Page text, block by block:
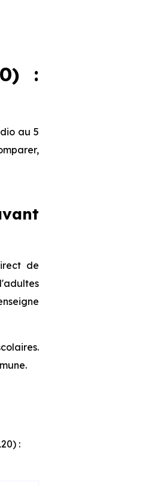
:
au 5
de
: